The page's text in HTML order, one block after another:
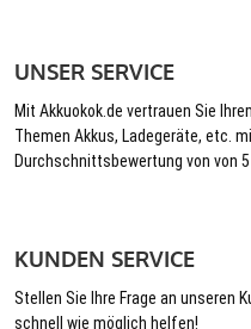
UNSER SERVICE
Mit Akkuokok.de vertrauen Sie
Themen Akkus, Ladegeräte, etc.
Durchschnittsbewertung von von
KUNDEN SERVICE
Stellen Sie Ihre Frage an unseren
schnell wie möglich helfen!